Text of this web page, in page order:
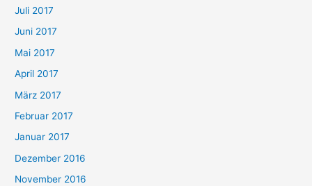
Juli 2017
Juni 2017
Mai 2017
April 2017
März 2017
Februar 2017
Januar 2017
Dezember 2016
November 2016